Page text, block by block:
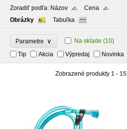
Zoradiť podľa: Názov
Cena
Obrázky
Tabuľka
Parametre ∨ Na sklade (10)
Tip
Akcia Výpredaj Novinka
Zobrazené produkty 1 - 15